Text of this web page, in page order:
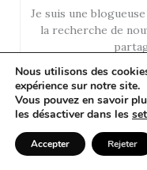
Je suis une
la recherche de
Nous utilisons des
expérience sur notre site.
Vous pouvez en savoir
les désactiver dans les
Accepter Rejeter